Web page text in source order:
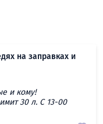
на заправках и
и кому!
30 л. С 13-00